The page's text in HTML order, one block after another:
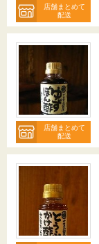
店舗まとめて
配送
店舗まとめて
配送